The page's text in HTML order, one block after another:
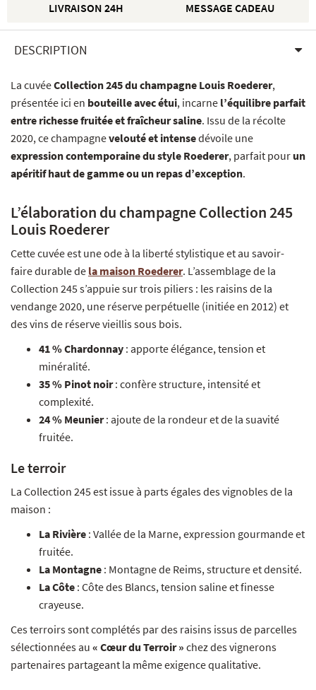
LIVRAISON 24H MESSAGE CADEAU
DESCRIPTION
La cuvéeCollection 245 du champagne Louis Roederer,
présentée ici en bouteille avec étui, incarne l’équilibre parfait
entre richesse fruitée et fraîcheur saline. Issu de la récolte
2020, ce champagnevelouté et intensedévoile une
expression contemporaine du style Roederer, parfait pour un
apéritif haut de gamme ou un repas d’exception.
L’élaboration du champagne Collection 245
Louis Roederer
Cette cuvée est une ode à la liberté stylistique et au savoir-
faire durable de la maison Roederer. L’assemblage de la
Collection 245 s’appuie sur trois piliers : les raisins de la
vendange 2020, une réserve perpétuelle (initiée en 2012) et
des vins de réserve vieillis sous bois.
41 % Chardonnay : apporte élégance, tension et
minéralité.
35 % Pinot noir: confère structure, intensité et
complexité.
24 % Meunier: ajoute de la rondeur et de la suavité
fruitée.
Le terroir
La Collection 245 est issue à parts égales des vignobles de la
maison :
La Rivière : Vallée de la Marne, expression gourmande et
fruitée.
La Montagne : Montagne de Reims, structure et densité.
La Côte : Côte des Blancs, tension saline et finesse
crayeuse.
Ces terroirs sont complétés par des raisins issus de parcelles
sélectionnées au « Cœur du Terroir » chez des vignerons
partenaires partageant la même exigence qualitative.